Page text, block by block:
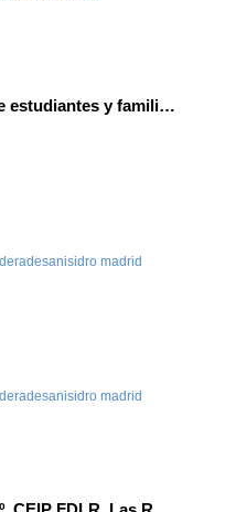
Gran afluencia de estudiantes y familias en la jornada de puertas abiertas que nuestro centro desarrolló el pasado 23 de abril de 2026
madrid
madrid